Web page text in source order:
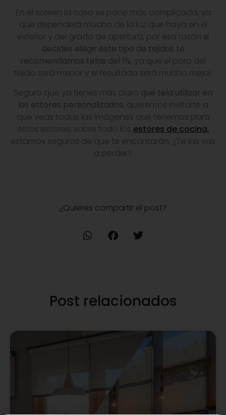
En el screen la cosa se pone más complicada, ya
que dependerá mucho de la luz que haya en el
exterior y del grado de apertura, por esa razón si
decides elegir este tipo de tejidos te
recomendamos telas del 1%, ya que el poro del
tejido será menor y el resultado será mucho mejor.
Seguro que ya tienes más claro qué tela utilizar en
los estores personalizados, queremos invitarte a
que veas todas las imágenes que tenemos para
estos estores, sobre todo los estores de cocina,
estamos seguros de que te encantarán, ¿Te las vas
a perder?
¿Quieres compartir el post?
Post relacionados